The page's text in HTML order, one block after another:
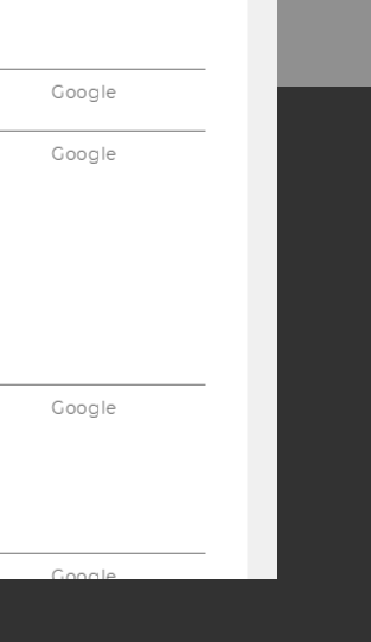
Google
Google
Google
Google